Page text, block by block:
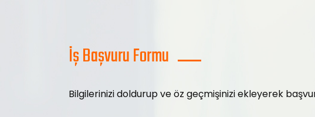
İş Başvuru Formu
Bilgilerinizi doldurup ve öz geçmişinizi ekleyerek